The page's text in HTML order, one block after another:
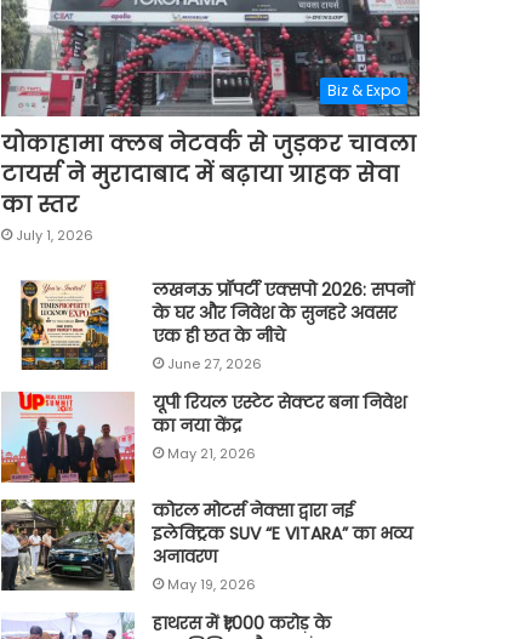
Biz & Expo
योकाहामा क्लब नेटवर्क से जुड़कर चावला
टायर्स ने मुरादाबाद में बढ़ाया ग्राहक सेवा
का स्तर
July 1, 2026
लखनऊ प्रॉपर्टी एक्सपो 2026: सपनों
के घर और निवेश के सुनहरे अवसर
एक ही छत के नीचे
June 27, 2026
यूपी रियल एस्टेट सेक्टर बना निवेश
का नया केंद्र
May 21, 2026
कोरल मोटर्स नेक्सा द्वारा नई
इलेक्ट्रिक SUV “E VITARA” का भव्य
अनावरण
May 19, 2026
हाथरस में ₹1,000 करोड़ के